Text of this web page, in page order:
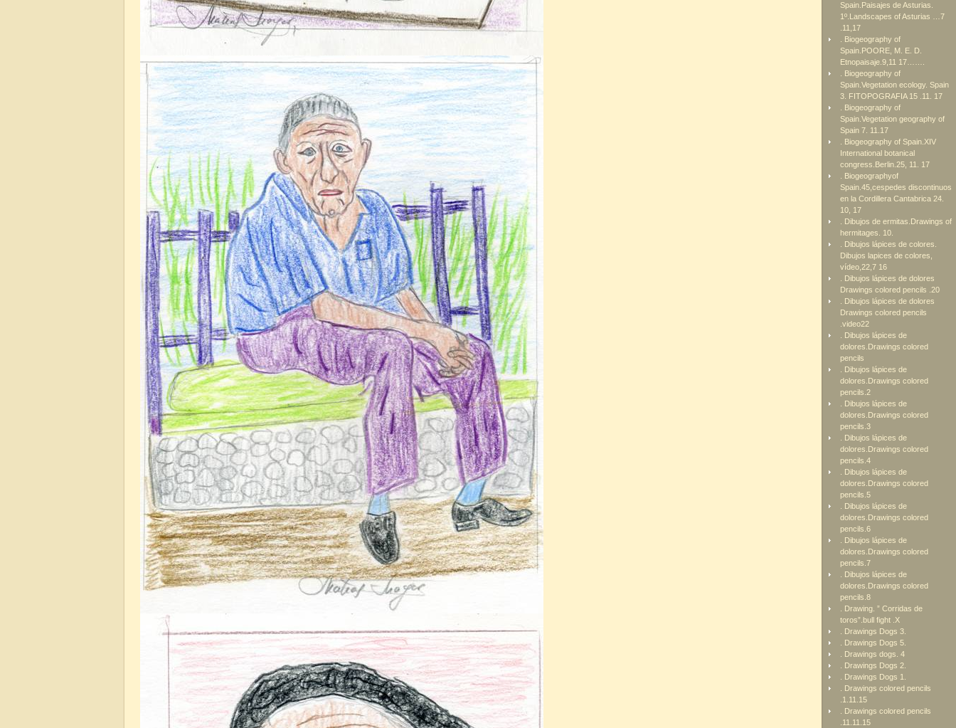
Spain.Paisajes de Asturias.
1º.Landscapes of Asturias …7
.11,17
. Biogeography of
Spain.POORE, M. E. D.
Etnopaisaje.9,11 17…….
. Biogeography of
Spain.Vegetation ecology. Spain
3. FITOPOGRAFIA 15 .11. 17
. Biogeography of
Spain.Vegetation geography of
Spain 7. 11.17
. Biogeography of Spain.XIV
International botanical
congress.Berlin.25, 11. 17
. Biogeographyof
Spain.45,cespedes discontinuos
en la Cordillera Cantabrica 24.
10, 17
. Dibujos de ermitas.Drawings of
hermitages. 10.
. Dibujos lápices de colores.
Dibujos lapices de colores,
vídeo,22,7 16
. Dibujos lápices de dolores
Drawings colored pencils .20
. Dibujos lápices de dolores
Drawings colored pencils
.video22
. Dibujos lápices de
dolores.Drawings colored
pencils
. Dibujos lápices de
dolores.Drawings colored
pencils.2
. Dibujos lápices de
dolores.Drawings colored
pencils.3
. Dibujos lápices de
dolores.Drawings colored
pencils.4
. Dibujos lápices de
dolores.Drawings colored
pencils.5
. Dibujos lápices de
dolores.Drawings colored
pencils.6
. Dibujos lápices de
dolores.Drawings colored
pencils.7
. Dibujos lápices de
dolores.Drawings colored
pencils.8
. Drawing. ” Corridas de
toros”.bull fight .X
. Drawings Dogs 3.
. Drawings Dogs 5.
. Drawings dogs. 4
. Drawings Dogs 2.
. Drawings Dogs 1.
. Drawings colored pencils
.1.11.15
. Drawings colored pencils
.11.11.15